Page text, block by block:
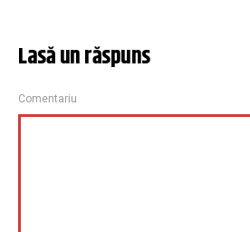
Lasă un răspuns
Comentariu